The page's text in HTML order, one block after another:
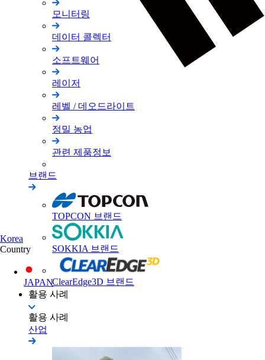
모니터링
데이터 콜렉터
소프트웨어
레이저
레벨 / 데오드라이트
정밀 농업
관련 제품정보
브랜드
TOPCON 브랜드
SOKKIA 브랜드
ClearEdge3D 브랜드
활용 사례
활용 사례
산업
Korea
Country
JAPAN